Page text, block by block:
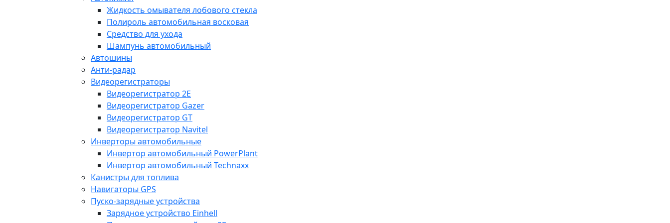
Жидкость омывателя лобового стекла
Полироль автомобильная восковая
Средство для ухода
Шампунь автомобильный
Автошины
Анти-радар
Видеорегистраторы
Видеорегистратор 2E
Видеорегистратор Gazer
Видеорегистратор GT
Видеорегистратор Navitel
Инверторы автомобильные
Инвертор автомобильный PowerPlant
Инвертор автомобильный Technaxx
Канистры для топлива
Навигаторы GPS
Пуско-зарядные устройства
Зарядное устройство Einhell